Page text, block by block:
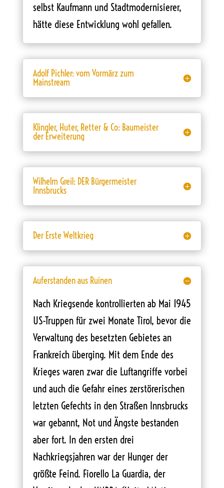
selbst Kaufmann und Stadtmodernisierer,
hätte diese Entwicklung wohl gefallen.
Adolf Pichler: vom Vormärz zum
Mainstream
Klingler, Huter, Retter & Co: Baumeister
der Erweiterung
Wilhelm Greil: DER Bürgermeister
Innsbrucks
Der Erste Weltkrieg
Auferstanden aus Ruinen
Nach Kriegsende kontrollierten ab Mai 1945
US-Truppen für zwei Monate Tirol, bevor die
Verwaltung des besetzten Gebietes an
Frankreich überging. Mit dem Ende des
Krieges waren zwar die Luftangriffe vorbei
und auch die Gefahr eines zerstörerischen
letzten Gefechts in den Straßen Innsbrucks
war gebannt, Not und Ängste bestanden
aber fort. In den ersten drei
Nachkriegsjahren war der Hunger der
größte Feind. Fiorello La Guardia, der